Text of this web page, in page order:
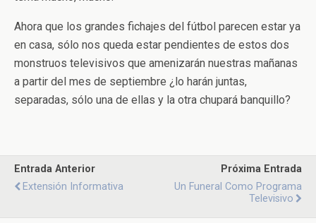
Ahora que los grandes fichajes del fútbol parecen estar ya
en casa, sólo nos queda estar pendientes de estos dos
monstruos televisivos que amenizarán nuestras mañanas
a partir del mes de septiembre ¿lo harán juntas,
separadas, sólo una de ellas y la otra chupará banquillo?
Entrada Anterior
Extensión Informativa
Próxima Entrada
Un Funeral Como Programa
Televisivo